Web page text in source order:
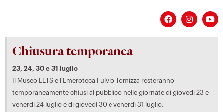
Chiusura temporanea
23, 24, 30 e 31 luglio
Il Museo LETS e l'Emeroteca Fulvio Tomizza resteranno
temporaneamente chiusi al pubblico nelle giornate di giovedì 23 e
venerdì 24 luglio e di giovedì 30 e venerdì 31 luglio.